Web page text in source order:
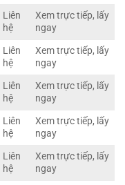
Liên
hệ
Xem trực tiếp, lấy
ngay
Liên
hệ
Xem trực tiếp, lấy
ngay
Liên
hệ
Xem trực tiếp, lấy
ngay
Liên
hệ
Xem trực tiếp, lấy
ngay
Liên
hệ
Xem trực tiếp, lấy
ngay